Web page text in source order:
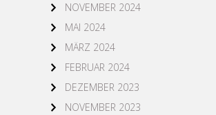
NOVEMBER 2024
MAI 2024
MÄRZ 2024
FEBRUAR 2024
DEZEMBER 2023
NOVEMBER 2023